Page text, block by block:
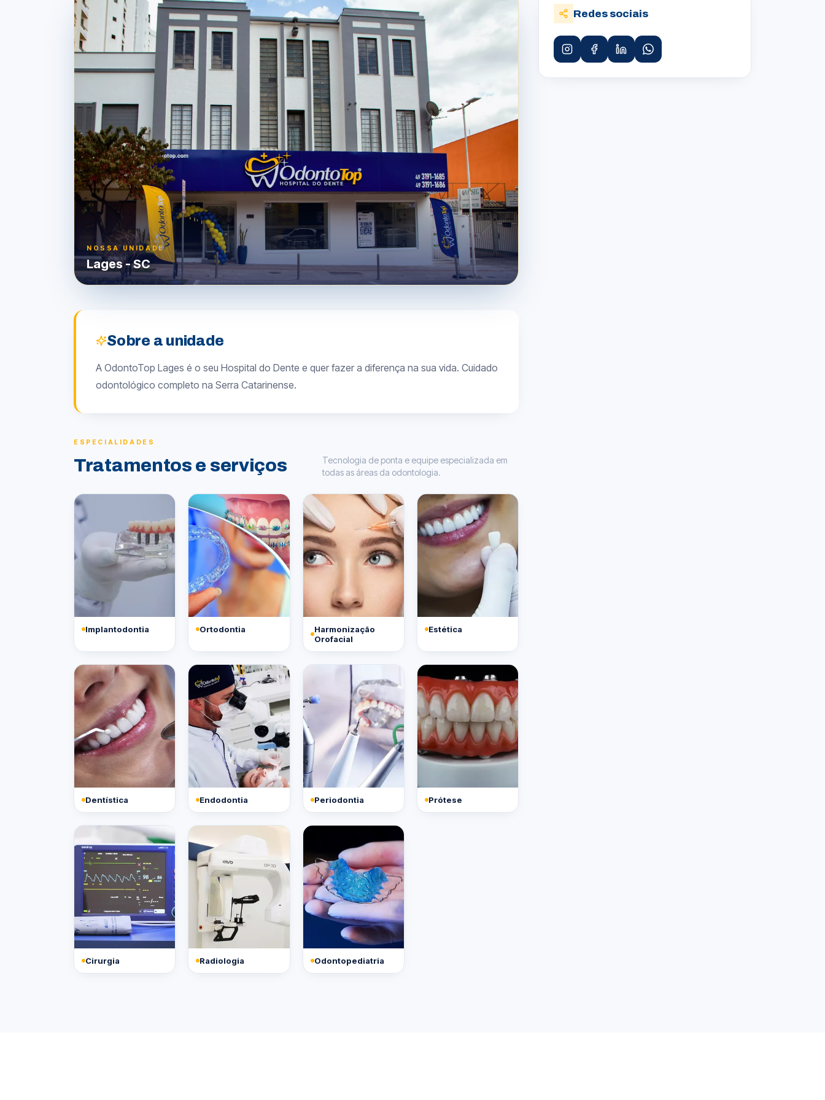
NOSSA UNIDADE
Lages-SC
Sobre a unidade
A OdontoTop Lages é o seu Hospital do Dente e quer fazer a diferença na sua vida. Cuidado
odontológico completo na Serra Catarinense.
ESPECIALIDADES
Tratamentos e serviços
Tecnologia de ponta e equipe especializada em
todas as áreas da odontologia.
Implantodontia Ortodontia
Harmonização
Orofacial
Estética
Dentística Endodontia Periodontia Prótese
Cirurgia Radiologia Odontopediatria
Redes sociais